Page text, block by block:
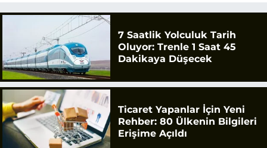
7 Saatlik Yolculuk Tarih
Oluyor: Trenle 1 Saat 45
Dakikaya Düşecek
Ticaret Yapanlar İçin Yeni
Rehber: 80 Ülkenin Bilgileri
Erişime Açıldı